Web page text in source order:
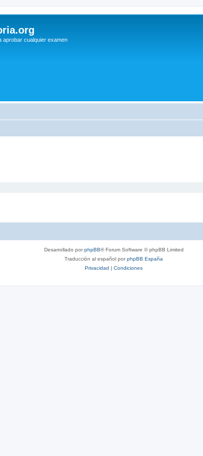
aprobar cualquier examen
Desarrollado porphpBB® Forum Software © phpBB Limited
Traducción al español porphpBB España
Privacidad | Condiciones